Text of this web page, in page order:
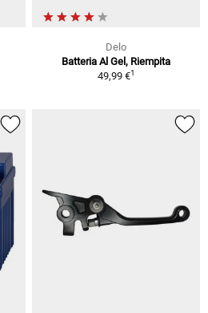
Delo
Batteria Al Gel, Riempita
49,99 €1